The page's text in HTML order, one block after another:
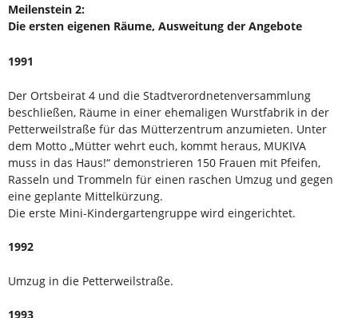
Meilenstein 2:
Die ersten eigenen Räume, Ausweitung der Angebote
1991
Der Ortsbeirat 4 und die Stadtverordnetenversammlung
beschließen, Räume in einer ehemaligen Wurstfabrik in der
Petterweilstraße für das Mütterzentrum anzumieten. Unter
dem Motto „Mütter wehrt euch, kommt heraus, MUKIVA
muss in das Haus!“ demonstrieren 150 Frauen mit Pfeifen,
Rasseln und Trommeln für einen raschen Umzug und gegen
eine geplante Mittelkürzung.
Die erste Mini-Kindergartengruppe wird eingerichtet.
1992
Umzug in die Petterweilstraße.
1993